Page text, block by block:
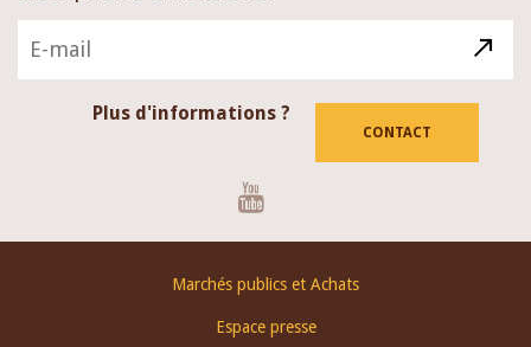
Plus d'informations ?
CONTACT
Marchés publics et Achats
Espace presse